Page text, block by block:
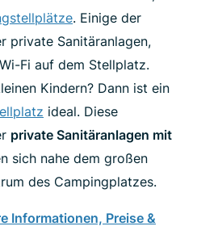
. Einige der
private Sanitäranlagen,
Fi auf dem Stellplatz.
Kindern? Dann ist ein
ideal. Diese
private Sanitäranlagen mit
sich nahe dem großen
des Campingplatzes.
Informationen, Preise &